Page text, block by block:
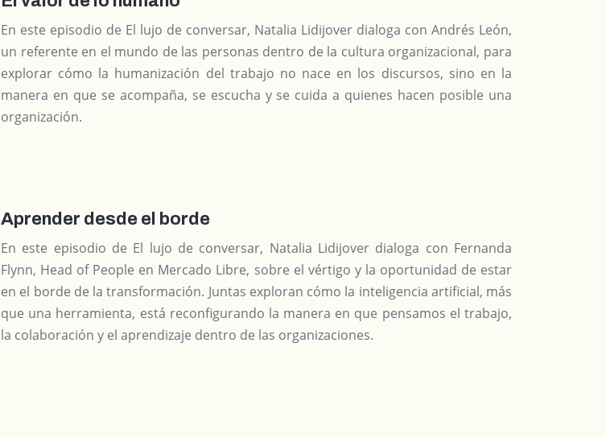
En este episodio de El lujo de conversar, Natalia Lidijover dialoga con Andrés León,
un referente en el mundo de las personas dentro de la cultura organizacional, para
explorar cómo la humanización del trabajo no nace en los discursos, sino en la
manera en que se acompaña, se escucha y se cuida a quienes hacen posible una
organización.
Aprender desde el borde
En este episodio de El lujo de conversar, Natalia Lidijover dialoga con Fernanda
Flynn, Head of People en Mercado Libre, sobre el vértigo y la oportunidad de estar
en el borde de la transformación. Juntas exploran cómo la inteligencia artificial, más
que una herramienta, está reconfigurando la manera en que pensamos el trabajo,
la colaboración y el aprendizaje dentro de las organizaciones.